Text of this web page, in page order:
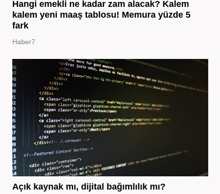
Hangi emekli ne kadar zam alacak? Kalem
kalem yeni maaş tablosu! Memura yüzde 5
fark
Haber7
Açık kaynak mı, dijital bağımlılık mı?